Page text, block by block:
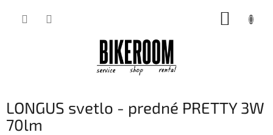
LONGUS svetlo - predné PRETTY 3W
70lm